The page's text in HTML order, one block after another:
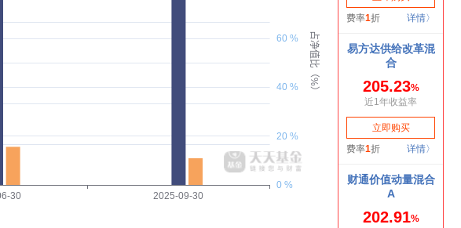
占净值比（%）
0 %
20 %
40 %
60 %
30 2025-09-30